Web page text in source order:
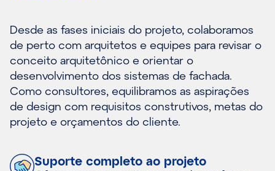
Desde as fases iniciais do projeto, colaboramos
de perto com arquitetos e equipes para revisar o
conceito arquitetônico e orientar o
desenvolvimento dos sistemas de fachada.
Como consultores, equilibramos as aspirações
de design com requisitos construtivos, metas do
projeto e orçamentos do cliente.
Suporte completo ao projeto